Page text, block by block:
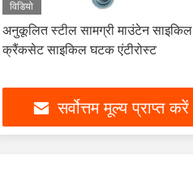
विडियो
अनुकूलित स्टील सामग्री माउंटेन साइकिल
क्रैंकसेट साइकिल घटक एंटीरोस्ट
सर्वोत्तम मूल्य प्राप्त करें